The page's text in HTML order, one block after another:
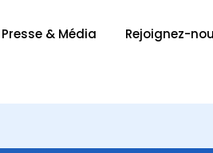
Presse & Média Rejoignez-